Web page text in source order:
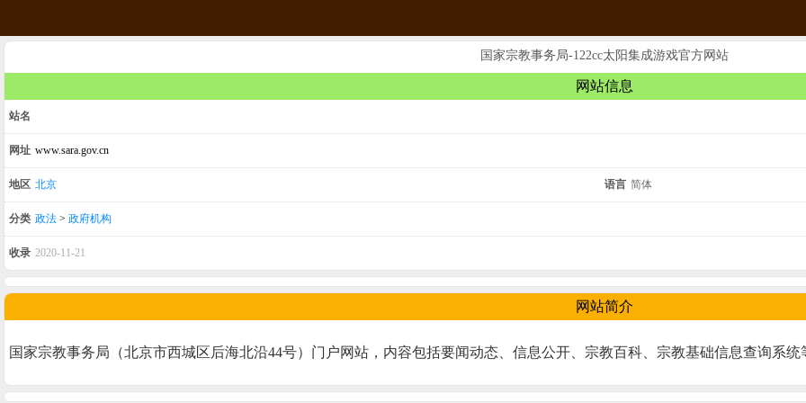
国家宗教事务局-122cc太阳集成游戏官方网站
网站信息
站名
网址 www.sara.gov.cn
地区 北京 语言 简体
分类 政法 > 政府机构
收录 2020-11-21
网站简介
国家宗教事务局（北京市西城区后海北沿44号）门户网站，内容包括要闻动态、信息公开、宗教百科、宗教基础信息查询系统